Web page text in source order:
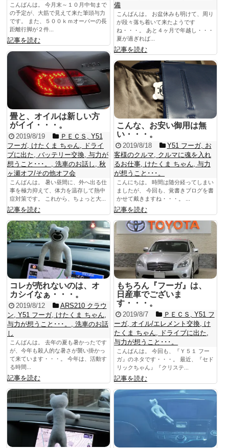
こんばんは。 今月末～１０月中旬まで
の予定が、大筋で見えて来た筆頭与力
です。 また、５００ｋｍオーバーの長
距離行脚が２件...
記事を読む
備
こんばんは。 お盆休みも明けて、周り
が段々落ち着いて来たようです
ね・・・。 あと４ヶ月で年越し・・・
夏が過ぎれば...
記事を読む
畳と、オイルは新しい方
がイイ・・・。
2019/8/19 ＰＥＣＳ
Y51
フーガ, けたくま ちゃん
ドライ
ブに出た バッテリー交換 与力が
想うこと･･･。
洗車のお話し
秋
ヶ瀬オフ/その他オフ会
こんばんは。 暑い昼間に、外へ出る仕
事を極力抑えて、体力を温存して熱中
症対策です。 これから、ちょっと大...
記事を読む
こんな、お安い御用は無
い・・・。
2019/8/18 Y51 フーガ, お
客様のクルマ
クルマに魂を入れ
るお仕事 けたくま ちゃん ,与力
が想うこと･･･。
こんにちは。 時間は随分経ってしまい
ましたが、 今回も、覚書きブログを書
かせて戴きますね・・・。 ...
記事を読む
コレが売れないのは、オ
カシイなぁ・・・。
2019/8/12
ARS210 クラウ
ン Y51 フーガ, けたくま ちゃん
与力が想うこと･･･。
洗車のお話
し
こんばんは。 去年の夏も暑かったです
が、今年も殺人的な暑さが襲い掛かっ
て来ています・・・。 今年は、活動す
る時間...
記事を読む
もちろん『フーガ』は、
日産車でございま
す・・・。
2019/8/7 ＰＥＣＳ
Y51 フ
ーガ, オイル/エレメント交換 け
たくま ちゃん
ドライブに出た
与力が想うこと･･･。
こんばんは。 今回も、『Ｙ５１ フー
ガ』のネタです・・・。 最近、『セド
リックちゃん』『クリステ...
記事を読む